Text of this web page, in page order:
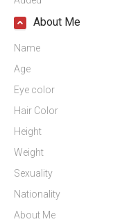
About Me
Name
Age
Eye color
Hair Color
Height
Weight
Sexuality
Nationality
About Me